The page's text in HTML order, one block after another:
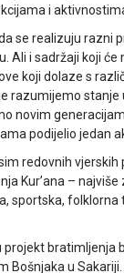
i
se realizuju razni
Ali i sadržaji koji
koji dolaze s
razumijemo stanje
novim
podijelio jedan
redovnih
Kur’ana – najviše
sportska, folklorna
projekt bratimljenja
Bošnjaka u